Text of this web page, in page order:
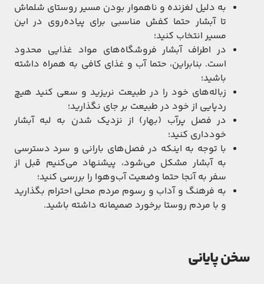
به دلیل لغزنده و ناهموار بودن مسیر روستای شلماش
تا آبشار حتما کفش مناسبی برای پیاده‌روی در این
مسیر انتخاب کنید؛
در اطراف آبشار فروشگاه‌های مواد غذایی محدود
است. بنابراین، حتما آب و غذای کافی به همراه داشته
باشید؛
زباله‌های خود را در طبیعت نریزید و سعی کنید هیچ
ردپایی از خود در طبیعت بر جای نگذارید؛
در فصل پرآب (بهار) از نزدیک شدن به لبه آبشار
خودداری کنید؛
با توجه به اینکه در فصل‌های بارانی و سرد دسترسی
به آبشار مشکل می‌شود، پیشنهاد می‌کنیم قبل از
سفر به آنجا حتما وضعیت آب‌وهوا را بررسی کنید؛
به فرهنگ و آداب و رسوم مردم محلی احترام بگذارید
و با مردم روستا برخورد صمیمانه داشته باشید.
سخن پایانی